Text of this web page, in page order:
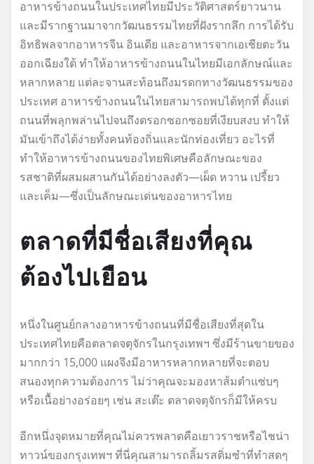
อาหารข้างถนนในประเทศไทยมีประวัติศาสตร์ยาวนาน
และมีรากฐานมาจากวัฒนธรรมไทยที่ฝังรากลึก การได้รับ
อิทธิพลจากอาหารจีน อินเดีย และอาหารจากเอเชียตะวัน
ออกเฉียงใต้ ทำให้อาหารข้างถนนในไทยมีเอกลักษณ์และ
หลากหลาย แต่ละจานสะท้อนถึงมรดกทางวัฒนธรรมของ
ประเทศ อาหารข้างถนนในไทยสามารถพบได้ทุกที่ ตั้งแต่
ถนนที่พลุกพล่านไปจนถึงตรอกซอกซอยที่เงียบสงบ ทำให้
มันเข้าถึงได้ง่ายทั้งคนท้องถิ่นและนักท่องเที่ยว อะไรที่
ทำให้อาหารข้างถนนของไทยพิเศษคือลักษณะของ
รสชาติที่ผสมผสานกันได้อย่างลงตัว—เผ็ด หวาน เปรี้ยว
และเค็ม—ซึ่งเป็นลักษณะเด่นของอาหารไทย
ตลาดที่มีชื่อเสียงที่คุณ
ต้องไปเยือน
หนึ่งในศูนย์กลางอาหารข้างถนนที่มีชื่อเสียงที่สุดใน
ประเทศไทยคือตลาดจตุจักรในกรุงเทพฯ ซึ่งมีร้านขายของ
มากกว่า 15,000 แผงจึงมีอาหารหลากหลายที่จะตอบ
สนองทุกความต้องการ ไม่ว่าคุณจะมองหาส้มตำแซ่บๆ
หรือเนื้อย่างอร่อยๆ เช่น สะเต๊ะ ตลาดจตุจักรก็มีให้ครบ
อีกหนึ่งจุดหมายที่คุณไม่ควรพลาดคือเยาวราชหรือไชน่า
ทาวน์ของกรุงเทพฯ ที่นี่คุณสามารถลิ้มรสติ่มซำที่ทำสดๆ